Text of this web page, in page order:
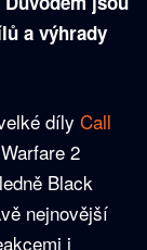
a výhrady
díly Call
2
Black
nejnovější
i